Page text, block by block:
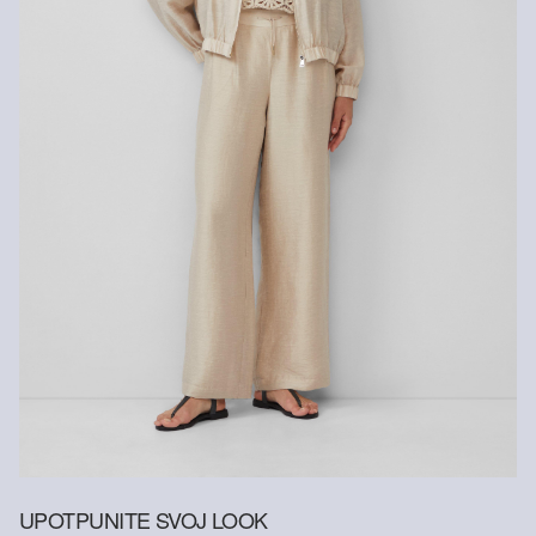
UPOTPUNITE SVOJ LOOK